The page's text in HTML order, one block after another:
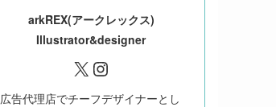
arkREX(アークレックス)
Illustrator&designer
X Instagram
広告代理店でチーフデザイナーとし